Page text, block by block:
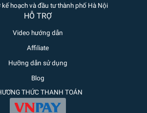
kế hoạch và đầu tư thành phố Hà Nội
HỖ TRỢ
Video hướng dẫn
Affiliate
Hưỡng dẫn sử dụng
Blog
THỨC THANH TOÁN